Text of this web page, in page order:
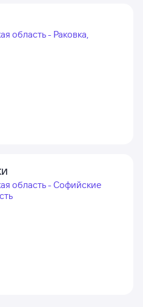
область - Раковка,
область - Софийские